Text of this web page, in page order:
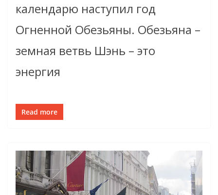
календарю наступил год
Огненной Обезьяны. Обезьяна –
земная ветвь Шэнь – это
энергия
Read more